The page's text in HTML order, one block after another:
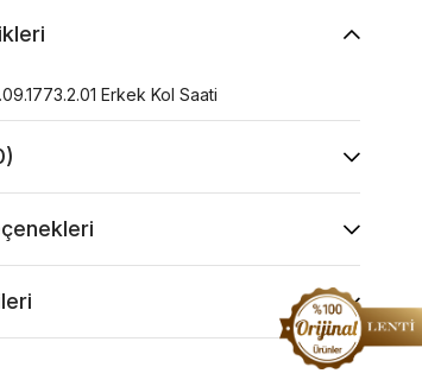
Erkek Kol Saati